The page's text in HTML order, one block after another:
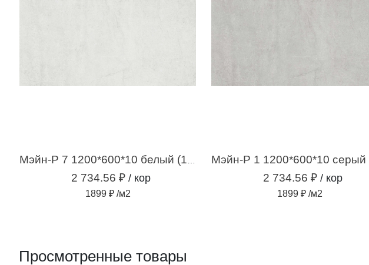
2 734.56 ₽ / кор
1899 ₽ /м2
2 734.56 ₽ / кор
1899 ₽ /м2
Просмотренные товары